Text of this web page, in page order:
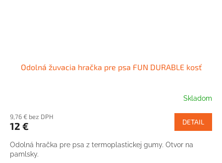
Odolná žuvacia hračka pre psa FUN DURABLE kosť
Skladom
9,76 € bez DPH
12 € DETAIL
Odolná hračka pre psa z termoplastickej gumy. Otvor na
pamlsky.